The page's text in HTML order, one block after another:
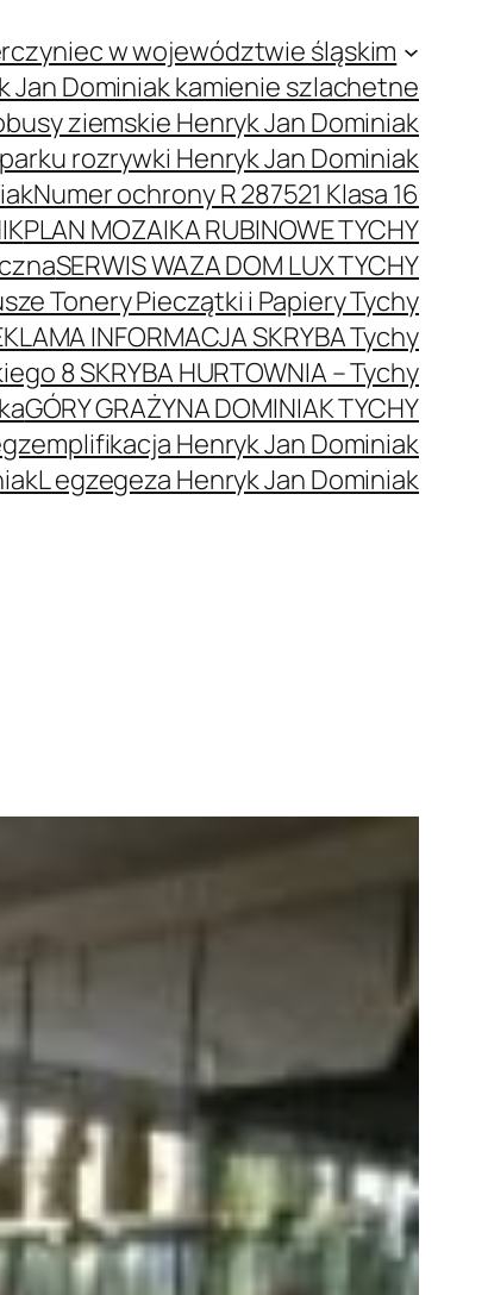
w województwie śląskim
Jan Dominiak kamienie szlachetne
ziemskie Henryk Jan Dominiak
rozrywki Henryk Jan Dominiak
Numer ochrony R 287521 Klasa 16
PLAN MOZAIKA RUBINOWE TYCHY
SERWIS WAZA DOM LUX TYCHY
Tonery Pieczątki i Papiery Tychy
INFORMACJA SKRYBA Tychy
8 SKRYBA HURTOWNIA – Tychy
GÓRY GRAŻYNA DOMINIAK TYCHY
Henryk Jan Dominiak
L egzegeza Henryk Jan Dominiak